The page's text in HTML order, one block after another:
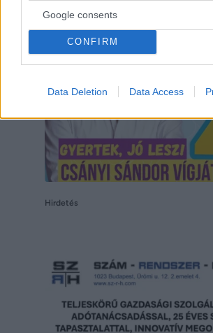
Google consents
CONFIRM
Data Deletion Data Access
Hirdetés